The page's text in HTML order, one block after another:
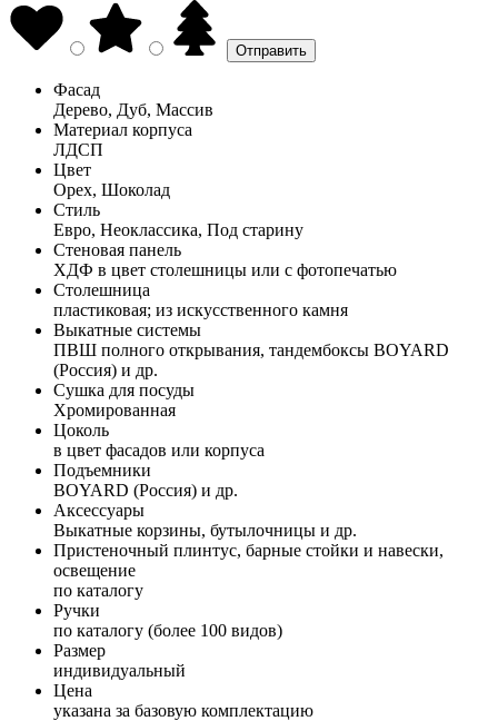
Фасад
Дерево, Дуб, Массив
Материал корпуса
ЛДСП
Цвет
Орех, Шоколад
Стиль
Евро, Неоклассика, Под старину
Стеновая панель
ХДФ в цвет столешницы или с фотопечатью
Столешница
пластиковая; из искусственного камня
Выкатные системы
ПВШ полного открывания, тандембоксы BOYARD
(Россия) и др.
Сушка для посуды
Хромированная
Цоколь
в цвет фасадов или корпуса
Подъемники
BOYARD (Россия) и др.
Аксессуары
Выкатные корзины, бутылочницы и др.
Пристеночный плинтус, барные стойки и навески,
освещение
по каталогу
Ручки
по каталогу (более 100 видов)
Размер
индивидуальный
Цена
указана за базовую комплектацию